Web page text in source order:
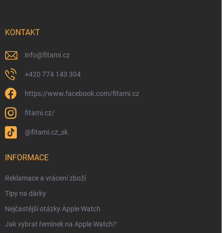
KONTAKT
info@fitami.cz
+420 774 143 304
https://www.facebook.com/fitami.cz
fitami.cz/
@fitami.cz_sk
INFORMACE
Reklamace a vrácení zboží
Tipy na dárky
Nejčastější otázky Apple Watch
Jak vybrat řemínek na Apple Watch?